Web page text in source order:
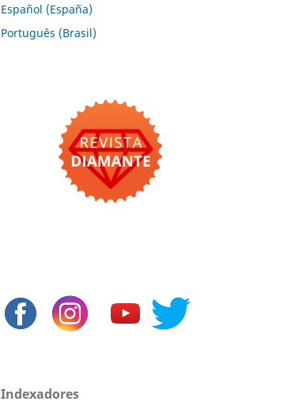
Español (España)
Português (Brasil)
Indexadores